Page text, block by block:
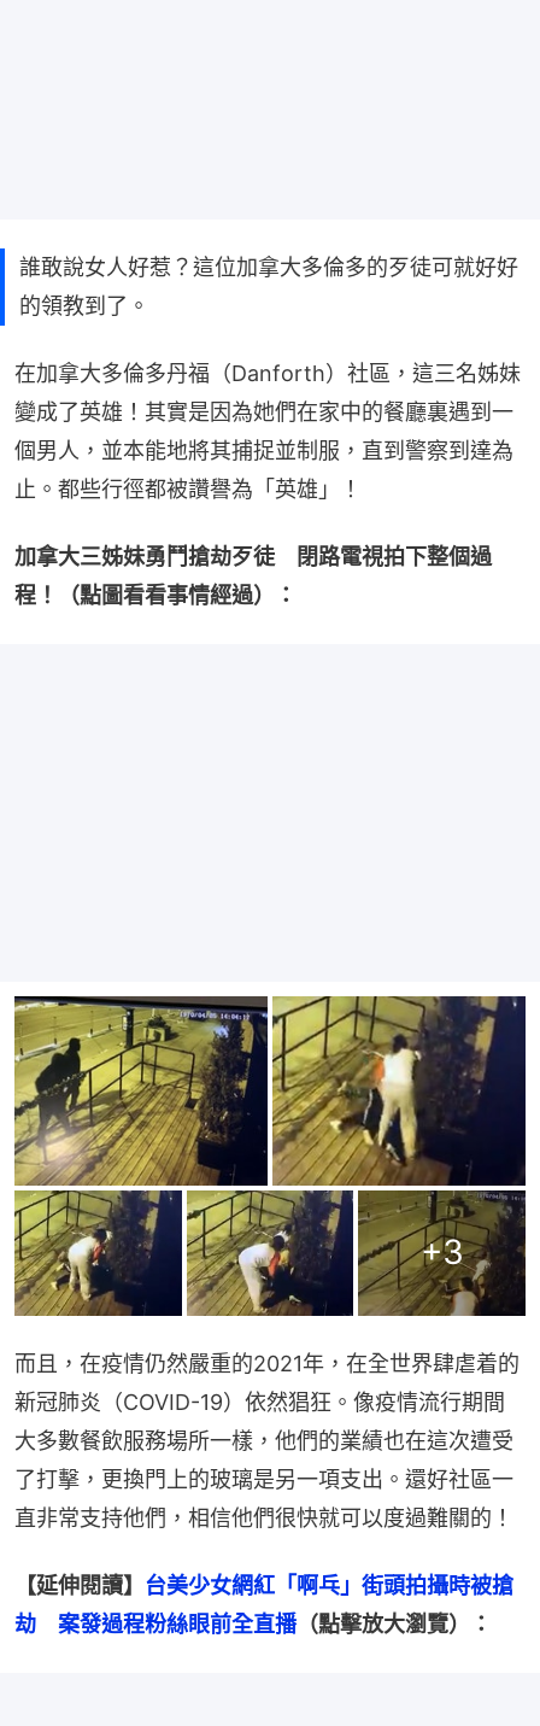
誰敢說女人好惹？這位加拿大多倫多的歹徒可就好好
的領教到了。
在加拿大多倫多丹福（Danforth）社區，這三名姊妹
變成了英雄！其實是因為她們在家中的餐廳裏遇到一
個男人，並本能地將其捕捉並制服，直到警察到達為
止。都些行徑都被讚譽為「英雄」！
加拿大三姊妹勇鬥搶劫歹徒　閉路電視拍下整個過
程！（點圖看看事情經過）：
+3
而且，在疫情仍然嚴重的2021年，在全世界肆虐着的
新冠肺炎（COVID-19）依然猖狂。像疫情流行期間
大多數餐飲服務場所一樣，他們的業績也在這次遭受
了打擊，更換門上的玻璃是另一項支出。還好社區一
直非常支持他們，相信他們很快就可以度過難關的！
【延伸閱讀】 台美少女網紅「啊乓」街頭拍攝時被搶
劫　案發過程粉絲眼前全直播（點擊放大瀏覽）：